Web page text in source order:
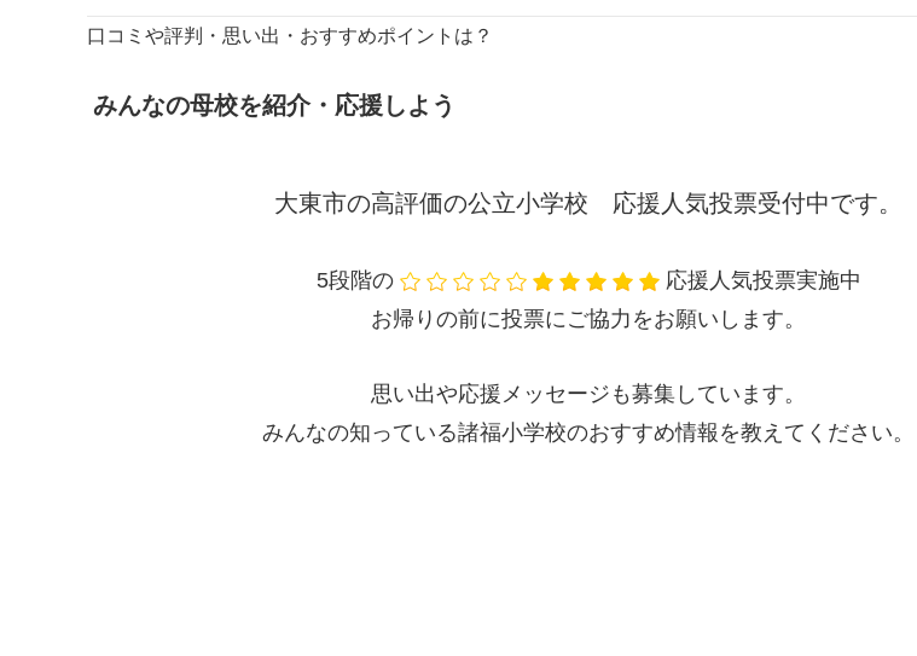
口コミや評判・思い出・おすすめポイントは？
みんなの母校を紹介・応援しよう
大東市の高評価の公立小学校 応援人気投票受付中です。
5段階の
応援人気投票実施中
お帰りの前に投票にご協力をお願いします。
思い出や応援メッセージも募集しています。
みんなの知っている諸福小学校のおすすめ情報を教えてください。